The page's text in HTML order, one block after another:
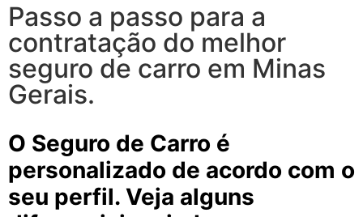
Passo a passo para a
contratação do melhor
seguro de carro em Minas
Gerais.
O Seguro de Carro é
personalizado de acordo com o
seu perfil. Veja alguns